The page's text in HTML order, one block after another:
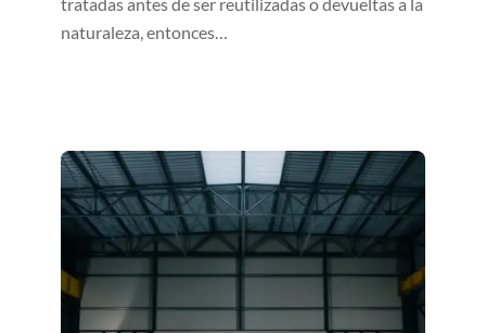
naturaleza, entonces…